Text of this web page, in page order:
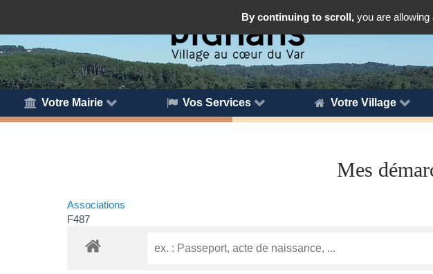
Votre Mairie Vos Services Votre Village
Mes
Associations
F487
By continuing to scroll, you are